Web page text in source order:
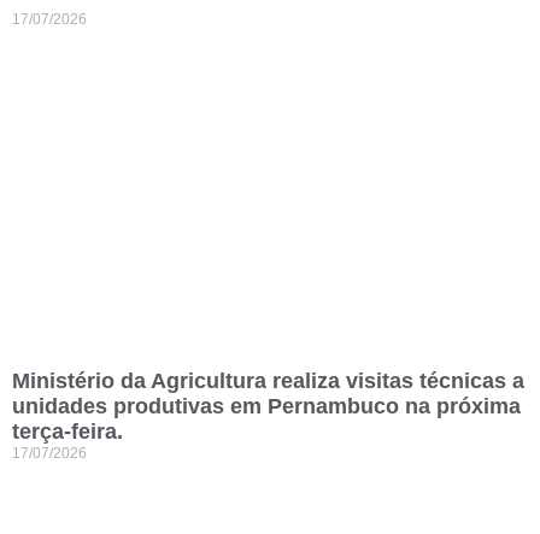
17/07/2026
Ministério da Agricultura realiza visitas técnicas a
unidades produtivas em Pernambuco na próxima
terça-feira.
17/07/2026